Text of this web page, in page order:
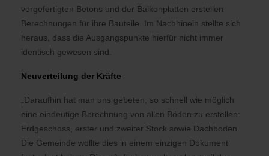
vorgefertigten Betons und der Balkonplatten erstellen
Berechnungen für ihre Bauteile. Im Nachhinein stellte sich
heraus, dass die Ausgangspunkte hierfür nicht immer
identisch gewesen sind.
Neuverteilung der Kräfte
„Daraufhin hat man uns gebeten, so schnell wie möglich
eine eindeutige Berechnung von allen Böden zu erstellen:
Erdgeschoss, erster und zweiter Stock sowie Dachboden.
Die Gemeinde wollte dies in einem einzigen Dokument